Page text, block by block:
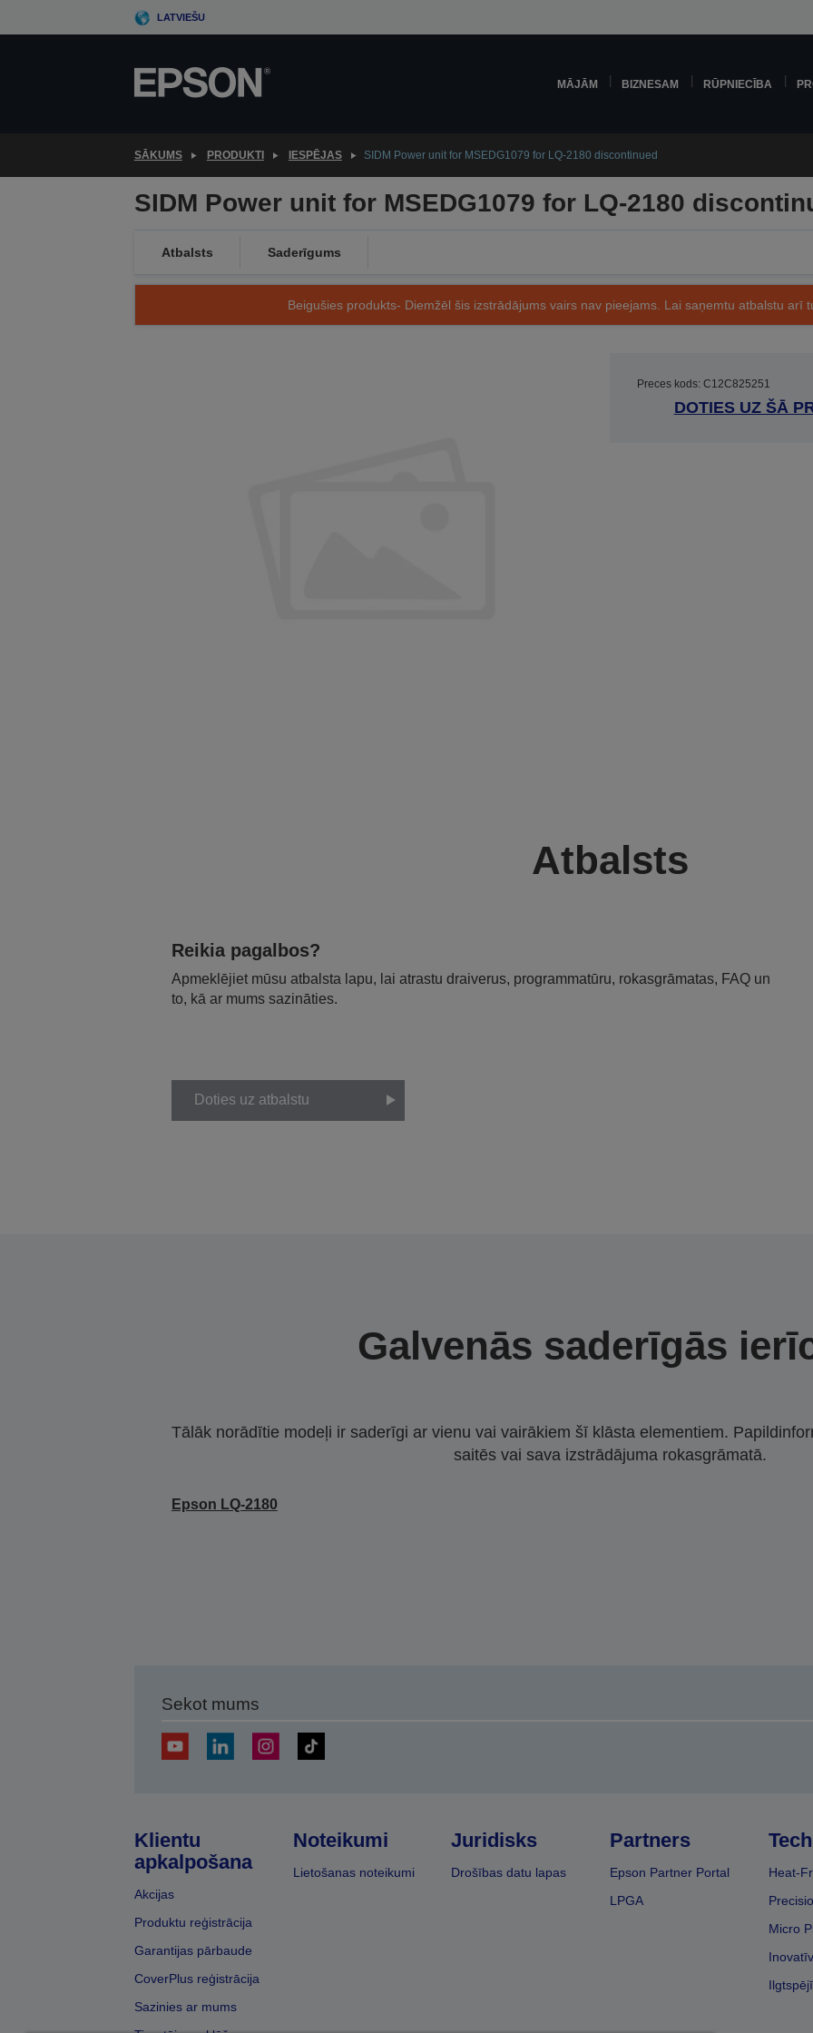
to
LATVIEŠU
MĀJĀM BIZNESAM RŪPNIECĪBA
SĀKUMS PRODUKTI IESPĒJAS SIDM Power unit for MSEDG1079 for LQ-2180 discontinued
SIDM Power unit for MSEDG1079 for LQ-2180
Atbalsts Saderīgums
Beigušies produkts- Diemžēl šis izstrādājums vairs nav pieejams. Lai saņemtu atbalstu arī
Preces kods: C12C825251
DOTIES UZ ŠĀ
Atbalsts
Reikia pagalbos?
Apmeklējiet mūsu atbalsta lapu, lai atrastu draiverus, programmatūru, rokasgrāmatas, FAQ un
to, kā ar mums sazināties.
Doties uz atbalstu
Galvenās saderīgās
Tālāk norādītie modeļi ir saderīgi ar vienu vai vairākiem šī klāsta elementiem.
saitēs vai sava izstrādājuma rokasgrāmatā.
Epson LQ-2180
Sekot mums
Klientu
apkalpošana
Akcijas
Produktu reģistrācija
Garantijas pārbaude
CoverPlus reģistrācija
Sazinies ar mums
Noteikumi
Lietošanas noteikumi
Juridisks
Drošības datu lapas
Partners
Epson Partner Portal
LPGA
Heat-
Micro